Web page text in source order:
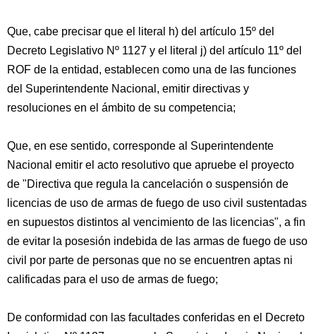
Que, cabe precisar que el literal h) del artículo 15º del
Decreto Legislativo Nº 1127 y el literal j) del artículo 11º del
ROF de la entidad, establecen como una de las funciones
del Superintendente Nacional, emitir directivas y
resoluciones en el ámbito de su competencia;
Que, en ese sentido, corresponde al Superintendente
Nacional emitir el acto resolutivo que apruebe el proyecto
de "Directiva que regula la cancelación o suspensión de
licencias de uso de armas de fuego de uso civil sustentadas
en supuestos distintos al vencimiento de las licencias", a fin
de evitar la posesión indebida de las armas de fuego de uso
civil por parte de personas que no se encuentren aptas ni
calificadas para el uso de armas de fuego;
De conformidad con las facultades conferidas en el Decreto